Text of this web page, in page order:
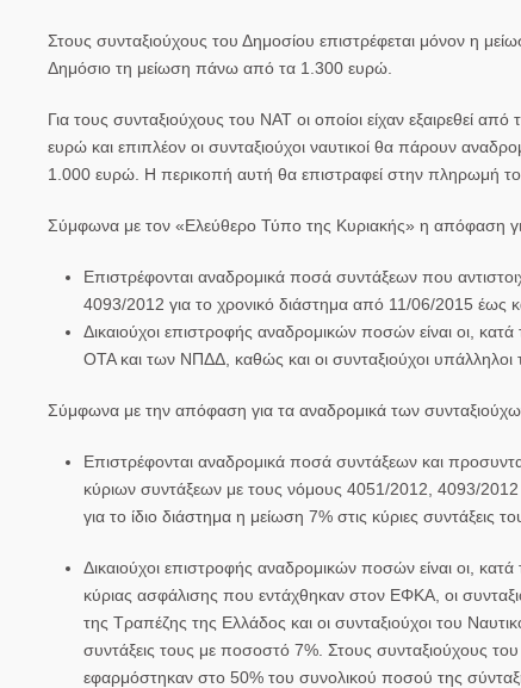
Στους συνταξιούχους του Δημοσίου επιστρέφεται μόνον η
Δημόσιο τη μείωση πάνω από τα 1.300 ευρώ.
Για τους συνταξιούχους του ΝΑΤ οι οποίοι είχαν
ευρώ και επιπλέον οι συνταξιούχοι ναυτικοί θα πάρουν
1.000 ευρώ. Η περικοπή αυτή θα επιστραφεί στην πληρωμή
Σύμφωνα με τον «Ελεύθερο Τύπο της Κυριακής» η απόφαση για
Επιστρέφονται αναδρομικά ποσά συντάξεων που
4093/2012 για το χρονικό διάστημα από 11/06/2015 έως
Δικαιούχοι επιστροφής αναδρομικών ποσών είναι οι,
ΟΤΑ και των ΝΠΔΔ, καθώς και οι συνταξιούχοι
Σύμφωνα με την απόφαση για τα αναδρομικά των
Επιστρέφονται αναδρομικά ποσά συντάξεων και
κύριων συντάξεων με τους νόμους 4051/2012, 4093/
για το ίδιο διάστημα η μείωση 7% στις κύριες συντάξεις
Δικαιούχοι επιστροφής αναδρομικών ποσών είναι οι,
κύριας ασφάλισης που εντάχθηκαν στον ΕΦΚΑ, οι
της Τραπέζης της Ελλάδος και οι συνταξιούχοι του
συντάξεις τους με ποσοστό 7%. Στους συνταξιούχους
εφαρμόστηκαν στο 50% του συνολικού ποσού της